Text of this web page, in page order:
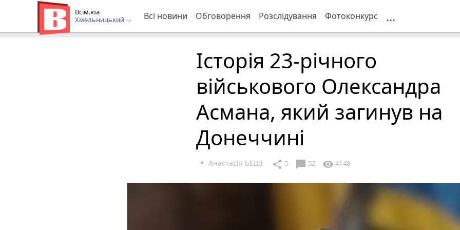
Всім.юа
Хмельницький
Всі новини Обговорення Розслідування Фотоконкурс ...
Історія 23-річного
військового Олександра
Асмана, який загинув на
Донеччині
Анастасія БЕВЗ share 5 chat_bubble 52 visibility 4148